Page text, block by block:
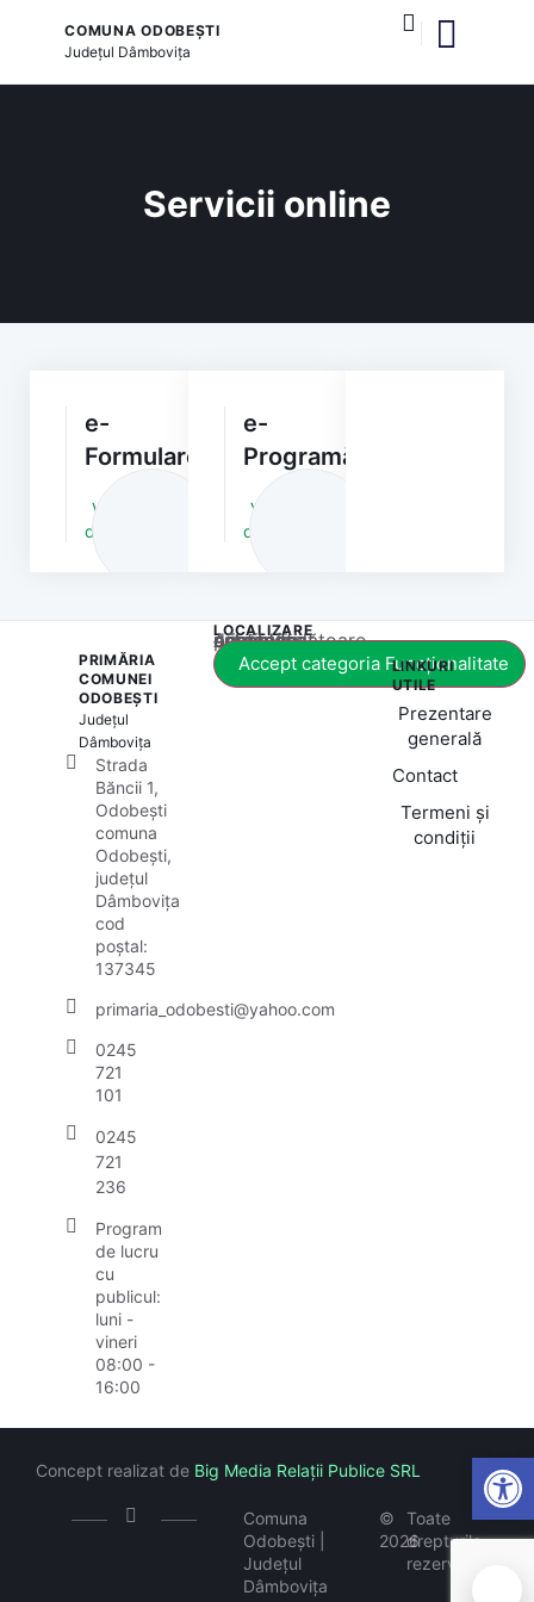
COMUNA ODOBEȘTI
Județul Dâmbovița
Servicii online
e-
Formulare
Vezi
detalii
e-
Programări
Vezi
detalii
PRIMĂRIA
COMUNEI
ODOBEȘTI
Județul
Dâmbovița
Strada
Băncii 1,
Odobești
comuna
Odobești,
județul
Dâmbovița
cod
poștal:
137345
primaria_odobesti@yahoo.com
0245
721
101
0245
721
236
Program
de lucru
cu
publicul:
luni -
vineri
08:00 -
16:00
LOCALIZARE
Acest conținut este blocat până când acceptați categoria corespunzătoare de cookie-uri.
Accept categoria Funcționalitate
LINKURI
UTILE
Prezentare
generală
Contact
Termeni și
condiții
Comuna
Odobești |
Județul
Dâmbovița
©
2026
Toate
drepturile
rezervate
Concept realizat de Big Media Relații Publice SRL